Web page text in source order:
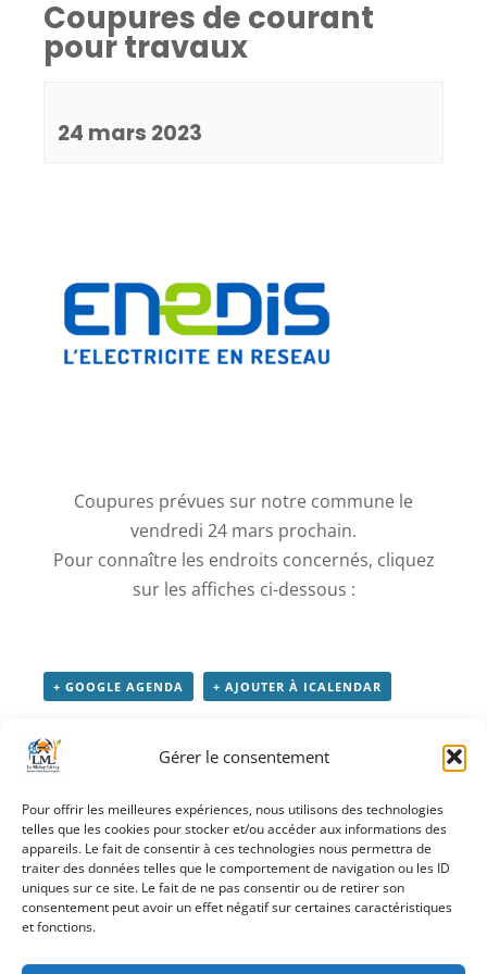
Gérer le consentement
Pour offrir les meilleures expériences, nous utilisons des technologies
telles que les cookies pour stocker et/ou accéder aux informations des
appareils. Le fait de consentir à ces technologies nous permettra de
traiter des données telles que le comportement de navigation ou les ID
uniques sur ce site. Le fait de ne pas consentir ou de retirer son
consentement peut avoir un effet négatif sur certaines caractéristiques
et fonctions.
Coupures de courant
pour travaux
24 mars 2023
Coupures prévues sur notre commune le
vendredi 24 mars prochain.
Pour connaître les endroits concernés, cliquez
sur les affiches ci-dessous :
+ GOOGLE AGENDA + AJOUTER À ICALENDAR
24 mars 2023
«Jeu de piste
« Embûche chez
les forestiers »
Loto du Hand